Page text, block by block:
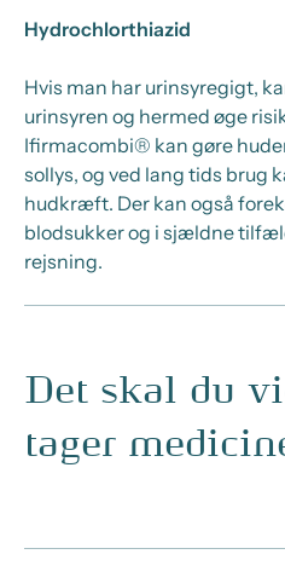
Hydrochlorthiazid
Hvis man har urinsyregigt,
urinsyren og hermed øge
Ifirmacombi® kan gøre
sollys, og ved lang tids brug
hudkræft. Der kan også
blodsukker og i sjældne
rejsning.
Det skal du
tager